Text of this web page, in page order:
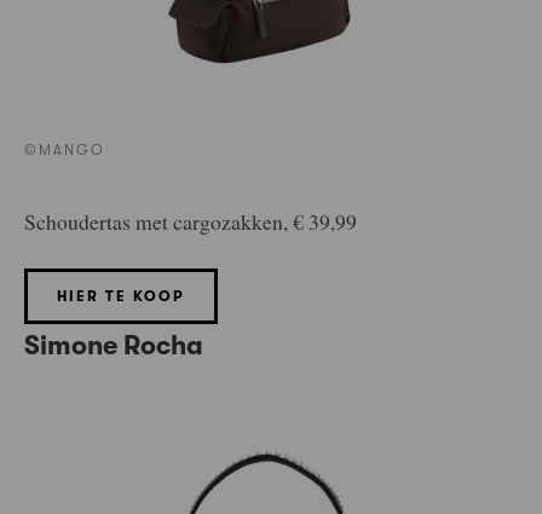
©MANGO
Schoudertas met cargozakken, € 39,99
HIER TE KOOP
Simone Rocha